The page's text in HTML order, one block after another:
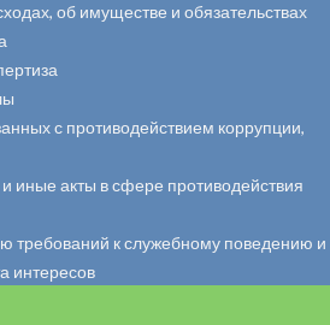
об имуществе и обязательствах
с противодействием коррупции,
иные акты в сфере противодействия
требований к служебному поведению и
интересов